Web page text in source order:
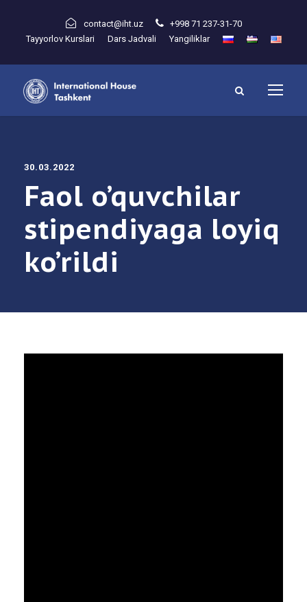
contact@iht.uz
+998 71 237-31-70
Tayyorlov Kurslari
Dars Jadvali Yangiliklar
30.03.2022
Faol o’quvchilar
stipendiyaga loyiq
ko’rildi